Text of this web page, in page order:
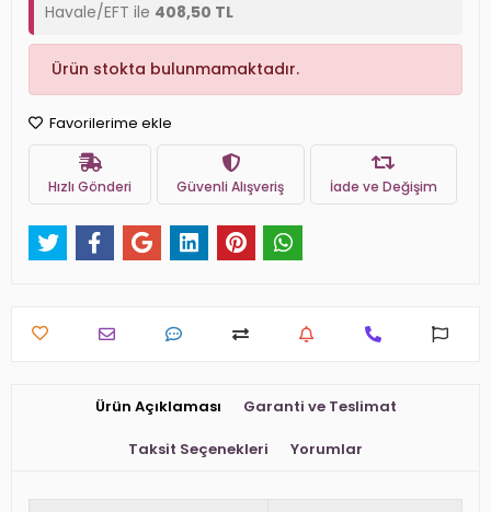
Havale/EFT ile 408,50 TL
Ürün stokta bulunmamaktadır.
Favorilerime ekle
Hızlı Gönderi Güvenli Alışveriş İade ve Değişim
Ürün Açıklaması Garanti ve Teslimat
Taksit Seçenekleri Yorumlar